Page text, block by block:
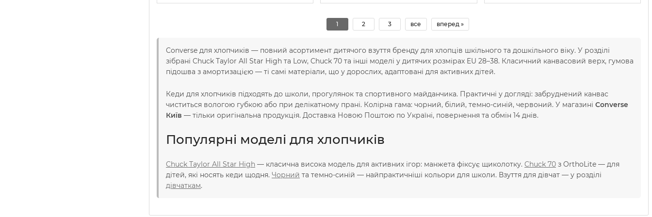
1 2 3 все вперед »
Converse для хлопчиків — повний асортимент дитячого взуття бренду для хлопців шкільного та дошкільного віку. У розділі
зібрані Chuck Taylor All Star High та Low, Chuck 70 та інші моделі у дитячих розмірах EU 28–38. Класичний канвасовий верх, гумова
підошва з амортизацією — ті самі матеріали, що у дорослих, адаптовані для активних дітей.
Кеди для хлопчиків підходять до школи, прогулянок та спортивного майданчика. Практичні у догляді: забруднений канвас
чиститься вологою губкою або при делікатному прані. Колірна гама: чорний, білий, темно-синій, червоний. У магазині Converse
Київ — тільки оригінальна продукція. Доставка Новою Поштою по Україні, повернення та обмін 14 днів.
Популярні моделі для хлопчиків
Chuck Taylor All Star High — класична висока модель для активних ігор: манжета фіксує щиколотку. Chuck 70 з OrthoLite — для
дітей, які носять кеди щодня. Чорний та темно-синій — найпрактичніші кольори для школи. Взуття для дівчат — у розділі
дівчаткам.